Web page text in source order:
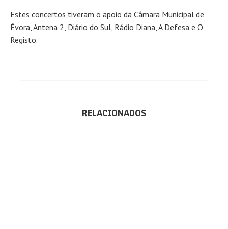
Estes concertos tiveram o apoio da Câmara Municipal de
Évora, Antena 2, Diário do Sul, Rádio Diana, A Defesa e O
Registo.
RELACIONADOS